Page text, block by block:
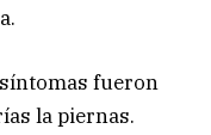
fueron
la piernas.